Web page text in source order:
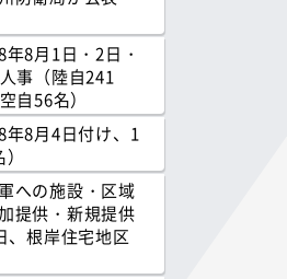
8月1日・2日・
事（陸自241
自56名）
8月4日付け、1
への施設・区域
提供・新規提供
、根岸住宅地区